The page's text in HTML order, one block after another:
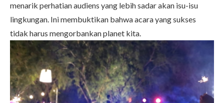
menarik perhatian audiens yang lebih sadar akan isu-isu
lingkungan. Ini membuktikan bahwa acara yang sukses
tidak harus mengorbankan planet kita.